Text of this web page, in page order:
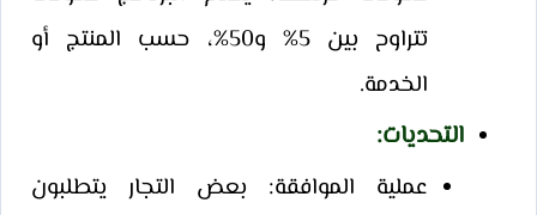
تتراوح بين 5% و50%، حسب المنتج أو
الخدمة.
التحديات:
عملية الموافقة: بعض التجار يتطلبون